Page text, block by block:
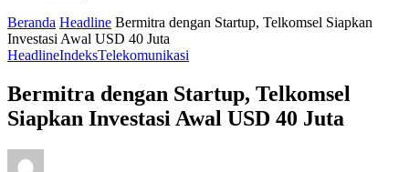
Beranda Headline Bermitra dengan Startup, Telkomsel Siapkan
Investasi Awal USD 40 Juta
HeadlineIndeksTelekomunikasi
Bermitra dengan Startup, Telkomsel
Siapkan Investasi Awal USD 40 Juta